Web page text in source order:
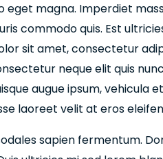
magna. Imperdiet
commodo quis. Est
sit amet, consectetur
neque elit quis
augue ipsum,
laoreet velit at eros
sapien fermentum.